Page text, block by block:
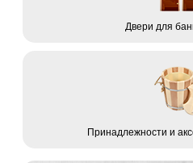
Двери для
Принадлежности и